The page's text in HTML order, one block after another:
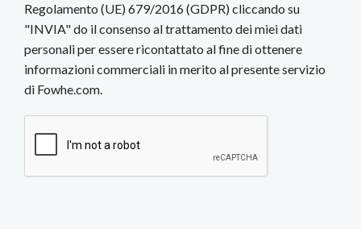
Regolamento (UE) 679/2016 (GDPR) cliccando su
"INVIA" do il consenso al trattamento dei miei dati
personali per essere ricontattato al fine di ottenere
informazioni commerciali in merito al presente servizio
di Fowhe.com.